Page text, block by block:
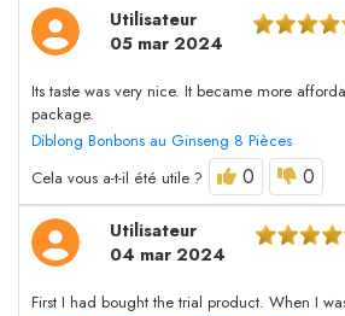
Utilisateur
05 mar 2024
Its taste was very nice. It became more
package.
Diblong Bonbons au Ginseng 8 Pièces
Cela vous a-t-il été utile ?
0 0
Utilisateur
04 mar 2024
First I had bought the trial product. When I